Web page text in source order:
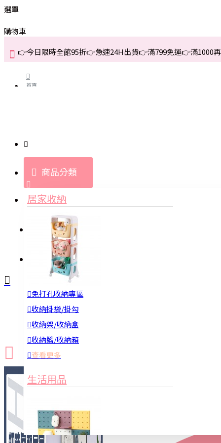
選單
購物車
👉今日限時全館95折👉急速24H出貨👉滿799免運👉滿1000
首頁
商品分類
居家收納
免打孔收納專區
收納掛袋/掛勾
收納架/收納盒
收納籃/收納箱
查看更多
生活用品
登入
新品上市